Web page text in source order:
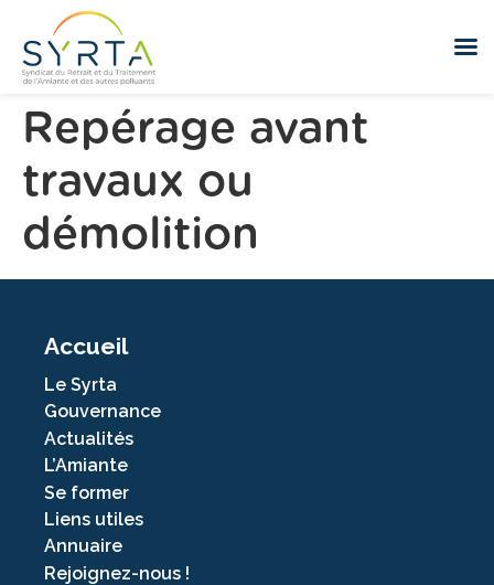
Repérage avant
travaux ou
démolition
Accueil
Le Syrta
Gouvernance
Actualités
L’Amiante
Se former
Liens utiles
Annuaire
Rejoignez-nous !